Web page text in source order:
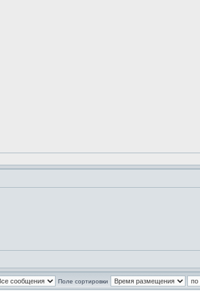
Поле сортировки